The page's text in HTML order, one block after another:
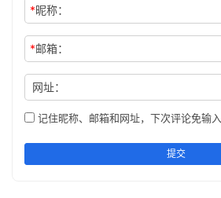
*昵称：
*邮箱：
网址：
记住昵称、邮箱和网址，下次评论免输入
提交